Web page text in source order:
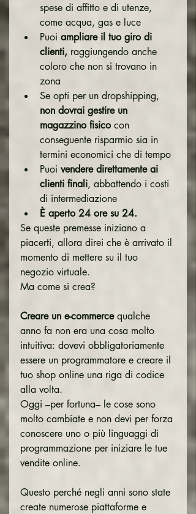
spese di affitto e di utenze,
come acqua, gas e luce
Puoi ampliare il tuo giro di
clienti, raggiungendo anche
coloro che non si trovano in
zona
Se opti per un dropshipping,
non dovrai gestire un
magazzino fisico con
conseguente risparmio sia in
termini economici che di tempo
Puoi vendere direttamente ai
clienti finali, abbattendo i costi
di intermediazione
È aperto 24 ore su 24.
Se queste premesse iniziano a
piacerti, allora direi che è arrivato il
momento di mettere su il tuo
negozio virtuale.
Ma come si crea?
Creare un e-commerce qualche
anno fa non era una cosa molto
intuitiva: dovevi obbligatoriamente
essere un programmatore e creare il
tuo shop online una riga di codice
alla volta.
Oggi –per fortuna– le cose sono
molto cambiate e non devi per forza
conoscere uno o più linguaggi di
programmazione per iniziare le tue
vendite online.
Questo perché negli anni sono state
create numerose piattaforme e